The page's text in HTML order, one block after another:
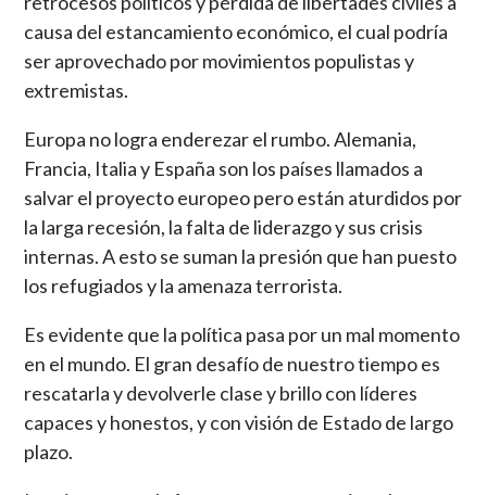
causa del estancamiento económico, el cual podría
ser aprovechado por movimientos populistas y
extremistas.
Europa no logra enderezar el rumbo. Alemania,
Francia, Italia y España son los países llamados a
salvar el proyecto europeo pero están aturdidos por
la larga recesión, la falta de liderazgo y sus crisis
internas. A esto se suman la presión que han puesto
los refugiados y la amenaza terrorista.
Es evidente que la política pasa por un mal momento
en el mundo. El gran desafío de nuestro tiempo es
rescatarla y devolverle clase y brillo con líderes
capaces y honestos, y con visión de Estado de largo
plazo.